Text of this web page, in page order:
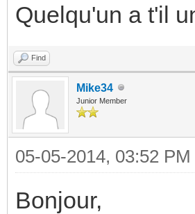
Quelqu'un a t'il
Find
Mike34
Junior Member
05-05-2014, 03:52 PM
Bonjour,